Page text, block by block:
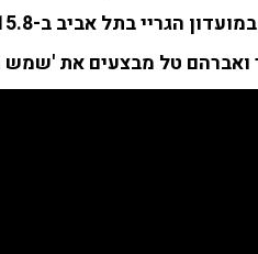
הגריי בתל אביב ב-15.8
ואברהם טל מבצעים את 'שמש